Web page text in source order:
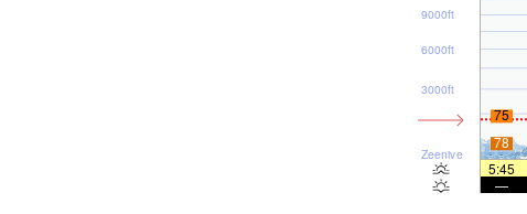
Zeeniveau
3000ft
6000ft
9000ft
75
78
5:45
—